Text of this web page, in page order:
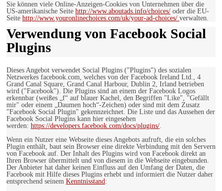
Sie können viele Online-Anzeigen-Cookies von Unternehmen über die
US-amerikanische Seite http://www.aboutads.info/choices/ oder die EU-
Seite http://www.youronlinechoices.com/uk/your-ad-choices/ verwalten.
Verwendung von Facebook Social
Plugins
Dieses Angebot verwendet Social Plugins ("Plugins") des sozialen
Netzwerkes facebook.com, welches von der Facebook Ireland Ltd., 4
Grand Canal Square, Grand Canal Harbour, Dublin 2, Irland betrieben
wird ("Facebook"). Die Plugins sind an einem der Facebook Logos
erkennbar (weißes „f“ auf blauer Kachel, den Begriffen "Like", "Gefällt
mir" oder einem „Daumen hoch“-Zeichen) oder sind mit dem Zusatz
"Facebook Social Plugin" gekennzeichnet. Die Liste und das Aussehen der
Facebook Social Plugins kann hier eingesehen
werden: https://developers.facebook.com/docs/plugins/.
Wenn ein Nutzer eine Webseite dieses Angebots aufruft, die ein solches
Plugin enthält, baut sein Browser eine direkte Verbindung mit den Servern
von Facebook auf. Der Inhalt des Plugins wird von Facebook direkt an
Ihren Browser übermittelt und von diesem in die Webseite eingebunden.
Der Anbieter hat daher keinen Einfluss auf den Umfang der Daten, die
Facebook mit Hilfe dieses Plugins erhebt und informiert die Nutzer daher
entsprechend seinem Kenntnisstand: